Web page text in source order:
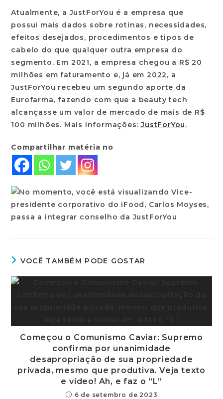
Atualmente, a JustForYou é a empresa que
possui mais dados sobre rotinas, necessidades,
efeitos desejados, procedimentos e tipos de
cabelo do que qualquer outra empresa do
segmento. Em 2021, a empresa chegou a R$ 20
milhões em faturamento e, já em 2022, a
JustForYou recebeu um segundo aporte da
Eurofarma, fazendo com que a beauty tech
alcançasse um valor de mercado de mais de R$
100 milhões. Mais informações:JustForYou.
Compartilhar matéria no
VOCÊ TAMBÉM PODE GOSTAR
Começou o Comunismo Caviar: Supremo
confirma por unanimidade
desapropriação de sua propriedade
privada, mesmo que produtiva. Veja texto
e vídeo! Ah, e faz o “L”
6 de setembro de 2023